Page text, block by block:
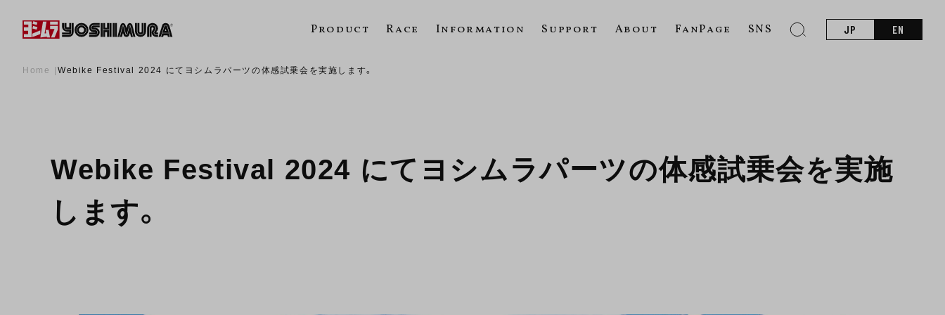
Product Race Information Support About FanPage SNS JP EN
Home Webike Festival 2024 にてヨシムラパーツの体感試乗会を実施します。
Webike Festival 2024 にてヨシムラパーツの体感試乗会を実施
します。